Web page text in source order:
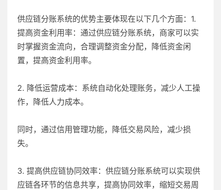
供应链分账系统的优势主要体现在以下几个方面：1.
提高资金利用率：通过供应链分账系统，商家可以实
时掌握资金流向，合理调整资金分配，降低资金闲
置，提高资金利用率。
2. 降低运营成本：系统自动化处理账务，减少人工操
作，降低人力成本。
同时，通过信用管理功能，降低交易风险，减少损
失。
3. 提高供应链协同效率：供应链分账系统可以实现供
应链各环节的信息共享，提高协同效率，缩短交易周